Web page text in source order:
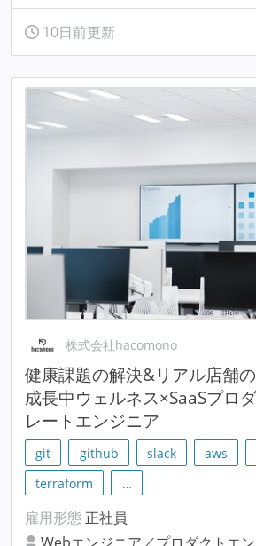
10日前更新
株式会社hacomono
健康課題の解決&リアル店舗
成長中ウェルネス×SaaSプロ
レートエンジニア
git github slack aws
terraform
…
雇用形態 正社員